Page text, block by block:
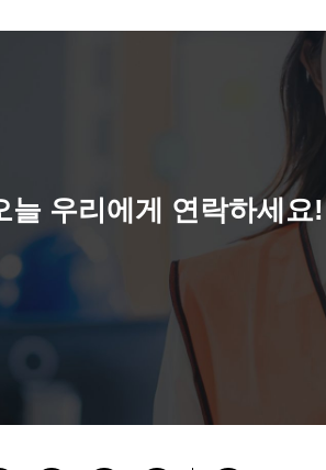
늘 우리에게 연락하세요!